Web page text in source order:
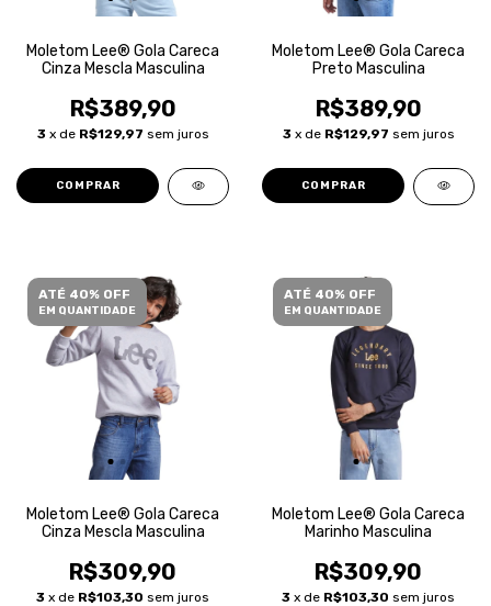
Moletom Lee® Gola Careca
Cinza Mescla Masculina
R$389,90
3 x de R$129,97 sem juros
COMPRAR
Moletom Lee® Gola Careca
Preto Masculina
R$389,90
3 x de R$129,97 sem juros
COMPRAR
ATÉ 40% OFF
EM QUANTIDADE
Moletom Lee® Gola Careca
Cinza Mescla Masculina
R$309,90
3 x de R$103,30 sem juros
ATÉ 40% OFF
EM QUANTIDADE
Moletom Lee® Gola Careca
Marinho Masculina
R$309,90
3 x de R$103,30 sem juros